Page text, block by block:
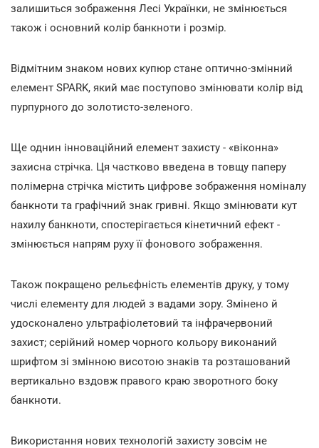
залишиться зображення Лесі Українки, не змінюється
також і основний колір банкноти і розмір.
Відмітним знаком нових купюр стане оптично-змінний
елемент SPARK, який має поступово змінювати колір від
пурпурного до золотисто-зеленого.
Ще однин інноваційний елемент захисту - «віконна»
захисна стрічка. Ця частково введена в товщу паперу
полімерна стрічка містить цифрове зображення номіналу
банкноти та графічний знак гривні. Якщо змінювати кут
нахилу банкноти, спостерігається кінетичний ефект -
змінюється напрям руху її фонового зображення.
Також покращено рельєфність елементів друку, у тому
числі елементу для людей з вадами зору. Змінено й
удосконалено ультрафіолетовий та інфрачервоний
захист; серійний номер чорного кольору виконаний
шрифтом зі змінною висотою знаків та розташований
вертикально вздовж правого краю зворотного боку
банкноти.
Використання нових технологій захисту зовсім не